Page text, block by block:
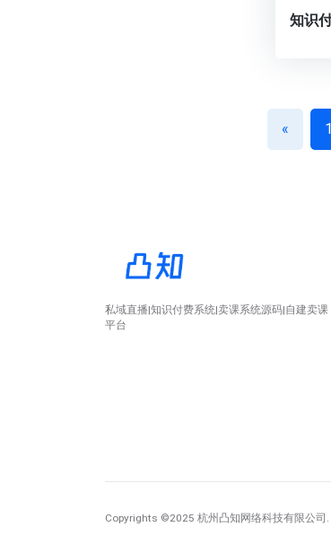
« 1
私域直播|知识付费系统|卖课系统源码|自建卖课
平台
Copyrights ©2025 杭州凸知网络科技有限公司